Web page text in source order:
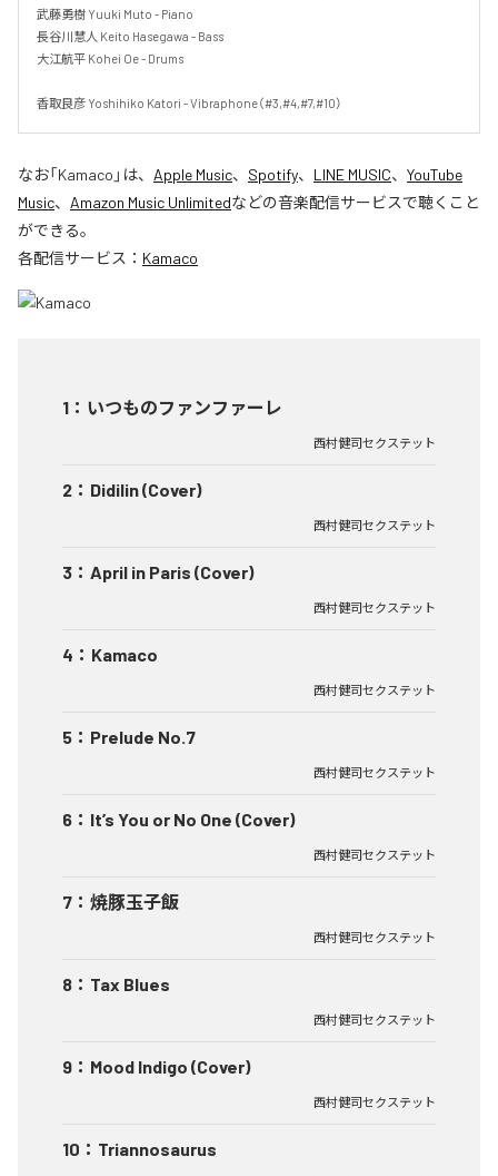
武藤勇樹 Yuuki Muto - Piano
長谷川慧人 Keito Hasegawa - Bass
大江航平 Kohei Oe - Drums
香取良彦 Yoshihiko Katori - Vibraphone（#3,#4,#7,#10）
なお「Kamaco 」は、 Apple Music、 Spotify、 LINE MUSIC、 YouTube
Music、 Amazon Music Unlimitedなどの音楽配信サービスで聴くこと
ができる。
各配信サービス： Kamaco
1 ： いつものファンファーレ
西村健司セクステット
2 ： Didilin (Cover)
西村健司セクステット
3 ： April in Paris (Cover)
西村健司セクステット
4 ： Kamaco
西村健司セクステット
5 ： Prelude No.7
西村健司セクステット
6 ： It’s You or No One (Cover)
西村健司セクステット
7 ： 焼豚玉子飯
西村健司セクステット
8 ： Tax Blues
西村健司セクステット
9 ： Mood Indigo (Cover)
西村健司セクステット
10 ： Triannosaurus